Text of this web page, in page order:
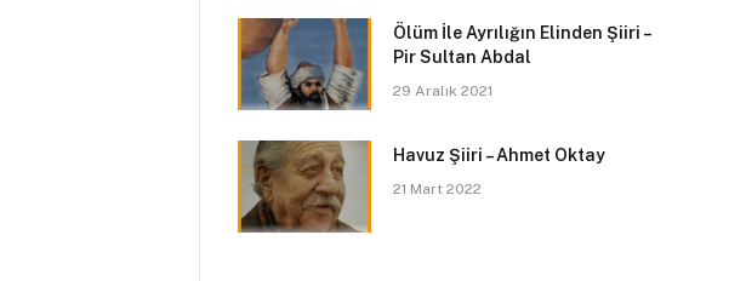
Ölüm İle Ayrılığın Elinden Şiiri –
Pir Sultan Abdal
29 Aralık 2021
Havuz Şiiri – Ahmet Oktay
21 Mart 2022